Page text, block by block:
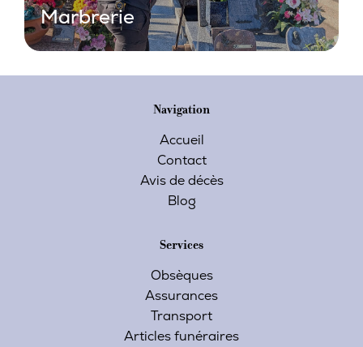
Marbrerie
Navigation
Accueil
Contact
Avis de décès
Blog
Services
Obsèques
Assurances
Transport
Articles funéraires